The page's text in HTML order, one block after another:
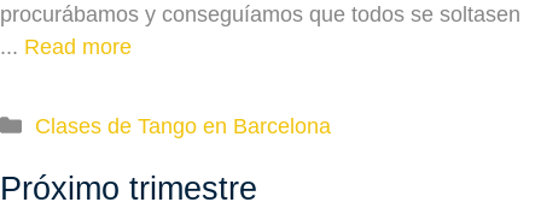
procurábamos y conseguíamos que todos se soltasen
... Read more
Categories
Clases de Tango en Barcelona
Próximo trimestre